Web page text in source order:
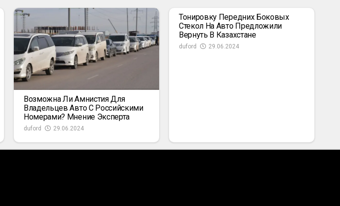
Возможна Ли Амнистия Для
Владельцев Авто С Российскими
Номерами? Мнение Эксперта
duford 29.06.2024
Тонировку Передних Боковых
Стекол На Авто Предложили
Вернуть В Казахстане
duford 29.06.2024